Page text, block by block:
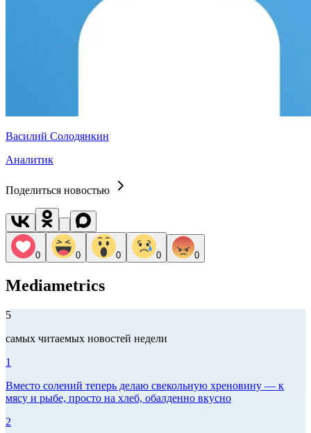
Василий Солодянкин
Аналитик
Поделиться новостью
0 0 0 0 0
Mediametrics
5
самых читаемых новостей недели
1
Вместо солений теперь делаю свекольную хреновину — к
мясу и рыбе, просто на хлеб, обалденно вкусно
2